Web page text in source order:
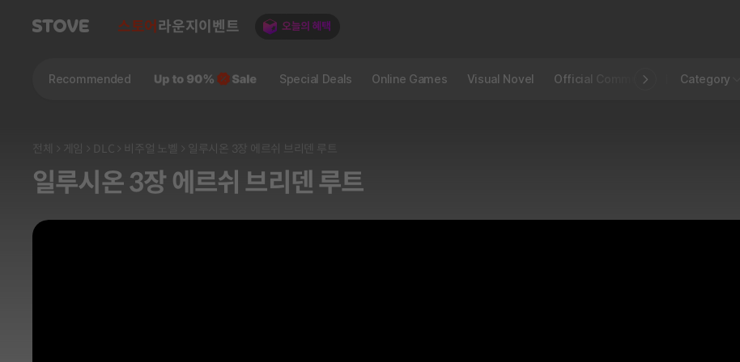
스토어 라운지 이벤트
Recommended Special Deals Online Games Visual Novel Official Community STOVE INDIE
Category
전체 게임 DLC 비주얼 노벨 일루시온 3장 에르쉬 브리덴 루트
일루시온 3장 에르쉬 브리덴 루트